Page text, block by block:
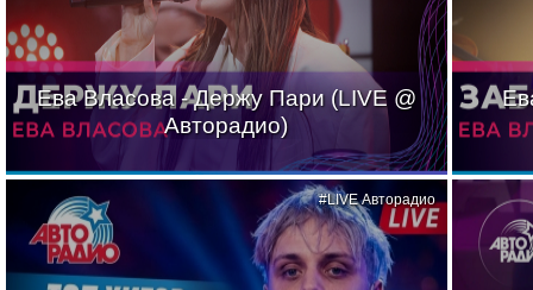
Ева Власова - Держу Пари (LIVE @
Авторадио)
#LIVE Авторадио